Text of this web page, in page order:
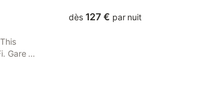
Gare de
km
dès 127 € par nuit